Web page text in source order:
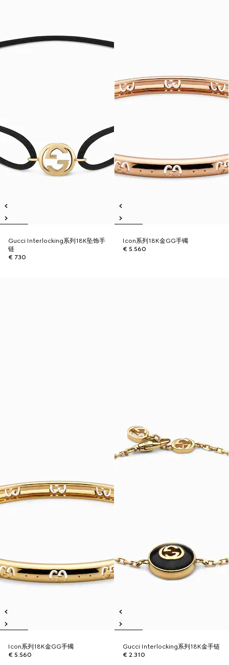
Gucci Interlocking系列18K坠饰手
链
€ 730
Icon系列18K金GG手镯
€ 5.560
Icon系列18K金GG手镯
€ 5.560
Gucci Interlocking系列18K金手链
€ 2.310